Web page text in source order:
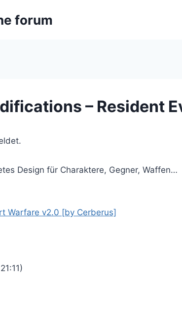
forum
– Resident
Design für Charaktere, Gegner, Waffen…
Warfare v2.0 [by Cerberus]